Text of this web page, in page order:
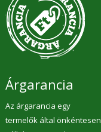
Árgarancia
Az árgarancia egy
termelők által önkéntesen